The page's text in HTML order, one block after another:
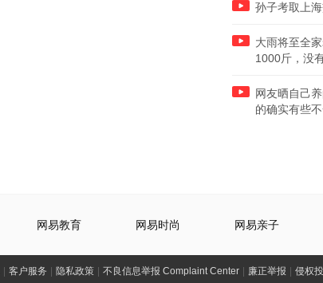
孙子考取上
大雨将至全
1000斤，没
网友晒自己
的确实有些
网易教育 网易时尚 网易亲子
客户服务 隐私政策 不良信息举报 Complaint Center 廉正举报 侵权